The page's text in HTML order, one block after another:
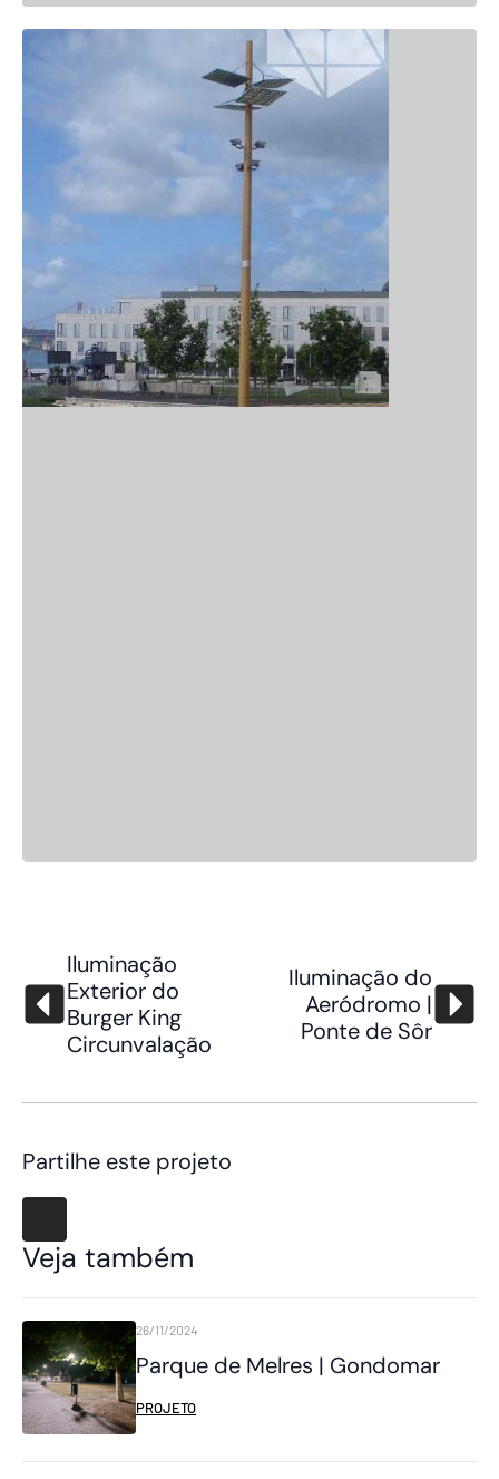
Iluminação
Exterior do
Burger King
Circunvalação
Iluminação do
Aeródromo |
Ponte de Sôr
Partilhe este projeto
Veja também
Parque de Melres | Gondomar
26/11/2024
PROJETO